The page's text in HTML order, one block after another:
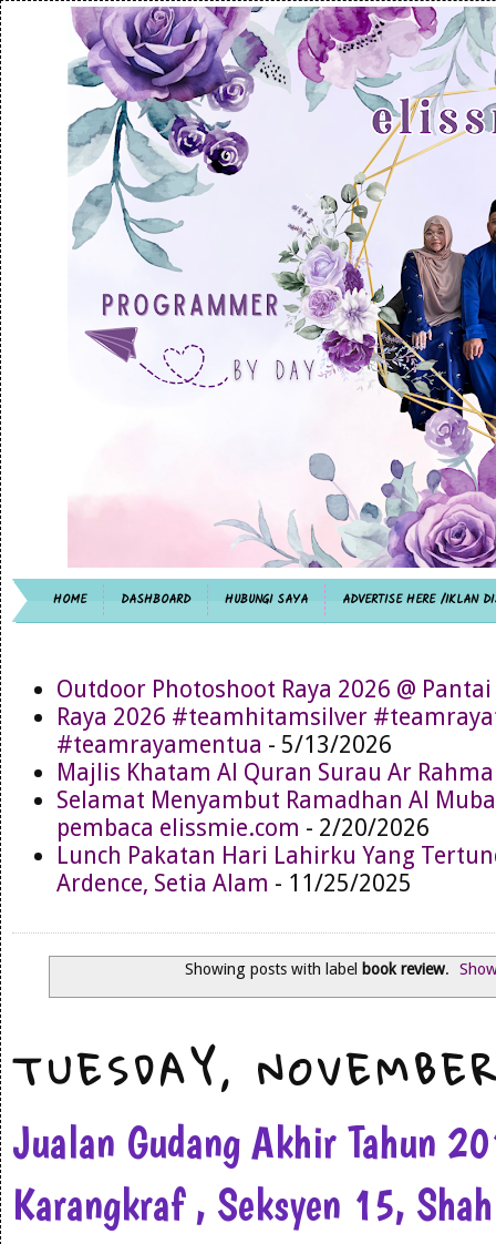
HOME DASHBOARD HUBUNGI SAYA ADVERTISE HERE /IKLAN
Outdoor Photoshoot Raya 2026 @ Pantai
Raya 2026 #teamhitamsilver
#teamrayamentua - 5/13/2026
Majlis Khatam Al Quran Surau Ar
Selamat Menyambut Ramadhan Al
pembaca elissmie.com - 2/20/2026
Lunch Pakatan Hari Lahirku Yang
Ardence, Setia Alam - 11/25/2025
Showing posts with label book review.
TUESDAY,
Jualan Gudang Akhir Tahun
Karangkraf , Seksyen 15,